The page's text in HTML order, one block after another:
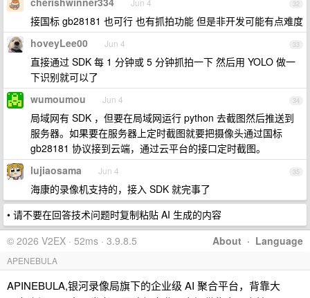
32
Jun 4
接国标 gb28181 也可行 也有抓拍功能 但是非开发可能有点难度
33
hoveyLee00 Jun 4
直接通过 SDK 每 1 分钟或 5 分钟抓拍一下 然后用 YOLO 做一
下识别就可以了
34
wumoumou Jun 4
局域网有 SDK ，但要在局域网运行 python 去截图然后推送到
服务器。如果要在服务器上定时截图就要把摄像头通过国标
gb28181 协议接到云端，通过云平台的接口定时截图。
35
lujiaosama Jun 4
海康的录像机支持的，接入 SDK 就完事了
• 请不要在回答技术问题时复制粘贴 AI 生成的内容
About · Language
© 2026 V2EX · 52ms · 3.9.8.5
APENEBULA
APINEBULA,银河录像局旗下的企业级 AI 聚合平台，背靠大